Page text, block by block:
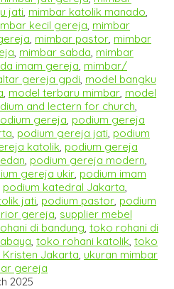
jati, mimbar katolik manado,
kecil gereja, mimbar
, mimbar pastor, mimbar
, mimbar sabda, mimbar
imam gereja, mimbar/
gereja gpdi, model bangku
, model terbaru mimbar, model
and lectern for church,
gereja, podium gereja
, podium gereja jati, podium
katolik, podium gereja
, podium gereja modern,
gereja ukir, podium imam
podium katedral Jakarta,
jati, podium pastor, podium
gereja, supplier mebel
di bandung, toko rohani di
, toko rohani katolik, toko
Jakarta, ukuran mimbar
gereja
2025